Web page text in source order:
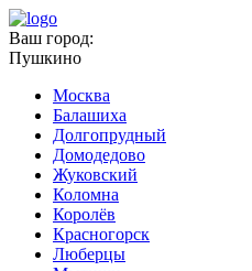
Ваш город:
Пушкино
Москва
Балашиха
Долгопрудный
Домодедово
Жуковский
Коломна
Королёв
Красногорск
Люберцы